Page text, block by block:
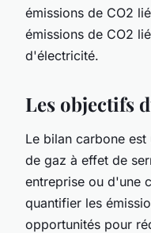
émissions de CO2
émissions de CO2
d'électricité.
Les objectifs
Le bilan carbone
de gaz à effet de
entreprise ou d'une
quantifier les
opportunités pour